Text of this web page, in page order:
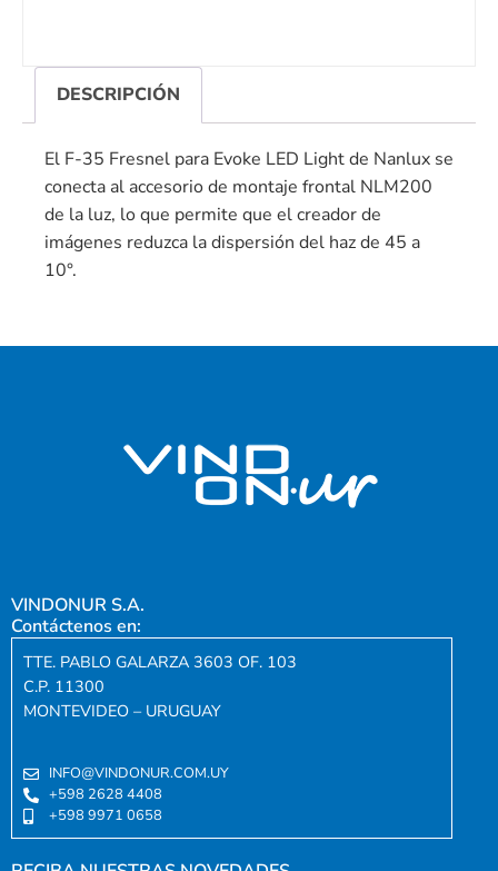
DESCRIPCIÓN
El F-35 Fresnel para Evoke LED Light de Nanlux se
conecta al accesorio de montaje frontal NLM200
de la luz, lo que permite que el creador de
imágenes reduzca la dispersión del haz de 45 a
10°.
VINDONUR S.A.
Contáctenos en:
TTE. PABLO GALARZA 3603 OF. 103
C.P. 11300
MONTEVIDEO – URUGUAY
INFO@VINDONUR.COM.UY
+598 2628 4408
+598 9971 0658